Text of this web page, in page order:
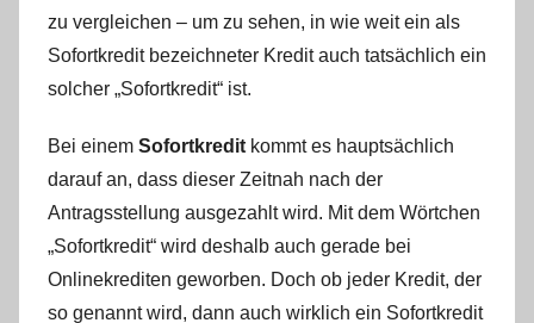
zu vergleichen – um zu sehen, in wie weit ein als
Sofortkredit bezeichneter Kredit auch tatsächlich ein
solcher „Sofortkredit“ ist.
Bei einem Sofortkredit kommt es hauptsächlich
darauf an, dass dieser Zeitnah nach der
Antragsstellung ausgezahlt wird. Mit dem Wörtchen
„Sofortkredit“ wird deshalb auch gerade bei
Onlinekrediten geworben. Doch ob jeder Kredit, der
so genannt wird, dann auch wirklich ein Sofortkredit